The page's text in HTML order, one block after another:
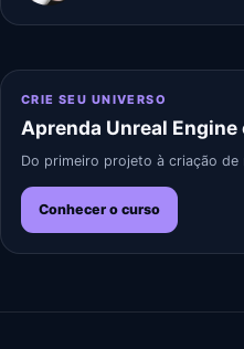
CRIE SEU UNIVERSO
Aprenda Unreal
Do primeiro projeto à criação de
Conhecer o curso